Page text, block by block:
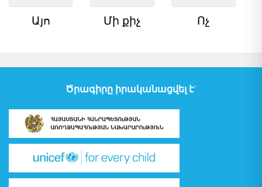
Այո Մի քիչ Ոչ
Ծրագիրը իրականացվել է`